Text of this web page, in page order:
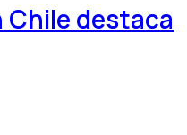
Chile destaca